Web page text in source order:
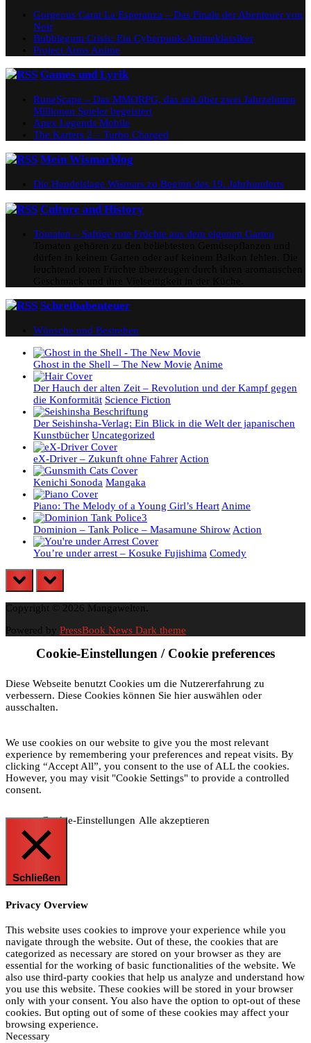
Gorgeous Carat La Esperanza – Das Finale der Abenteuer von
Noir
Bubblegum Crisis: Ein Cyberpunk-Animeklassiker
Project Arms Anime
Games und Lyrik
RuneScape – Das MMORPG, das seit über zwei Jahrzehnten
Millionen Spieler begeistert
Apex Legends Mobile
The Karters 2 – Turbo Charged
Mein Wismarblog
Die Handelslage Wismars zu Beginn des 19. Jahrhunderts
Culture and History
Tomaten – Saftige rote Früchte aus dem eigenen Garten
Schreibabenteuer
Wünsche und Bestreben
Ghost in the Shell – The New Movie Anime
Der Hauch der alten Zeit – Revolution und der Kampf gegen
die Konformität Science Fiction
Der Seishinsha-Verlag: Ein Blick in die Welt der japanischen
Kunstbücher Uncategorized
eX-Driver – Zukunft ohne Fahrer Action
Kenichi Sonoda Mangaka
Piano: The Melody of a Young Girl’s Heart Anime
Dominion – Tank Police – Masamune Shirow Action
You’re under arrest – Kosuke Fujishima Comedy
prev next
Copyright © 2026 Mangawelten.
Powered by PressBook News Dark theme
Cookie-Einstellungen / Cookie preferences
Diese Webseite benutzt Cookies um die Nutzererfahrung zu
verbessern. Diese Cookies können Sie hier auswählen oder
ausschalten.
We use cookies on our website to give you the most relevant
experience by remembering your preferences and repeat visits. By
clicking “Accept All”, you consent to the use of ALL the cookies.
However, you may visit "Cookie Settings" to provide a controlled
consent.
Cookie-Einstellungen Alle akzeptieren
Schließen
Privacy Overview
This website uses cookies to improve your experience while you
navigate through the website. Out of these, the cookies that are
categorized as necessary are stored on your browser as they are
essential for the working of basic functionalities of the website. We
also use third-party cookies that help us analyze and understand how
you use this website. These cookies will be stored in your browser
only with your consent. You also have the option to opt-out of these
cookies. But opting out of some of these cookies may affect your
browsing experience.
Necessary